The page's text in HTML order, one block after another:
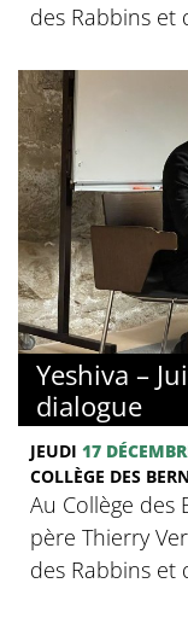
des Rabbins et
Yeshiva –
dialogue
JEUDI 17
COLLÈGE DES
Au Collège des
père Thierry
des Rabbins et